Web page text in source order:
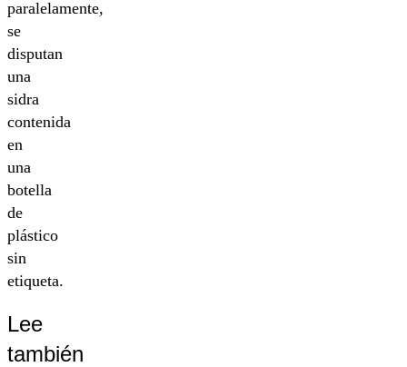
paralelamente,
se
disputan
una
sidra
contenida
en
una
botella
de
plástico
sin
etiqueta.
Lee
también